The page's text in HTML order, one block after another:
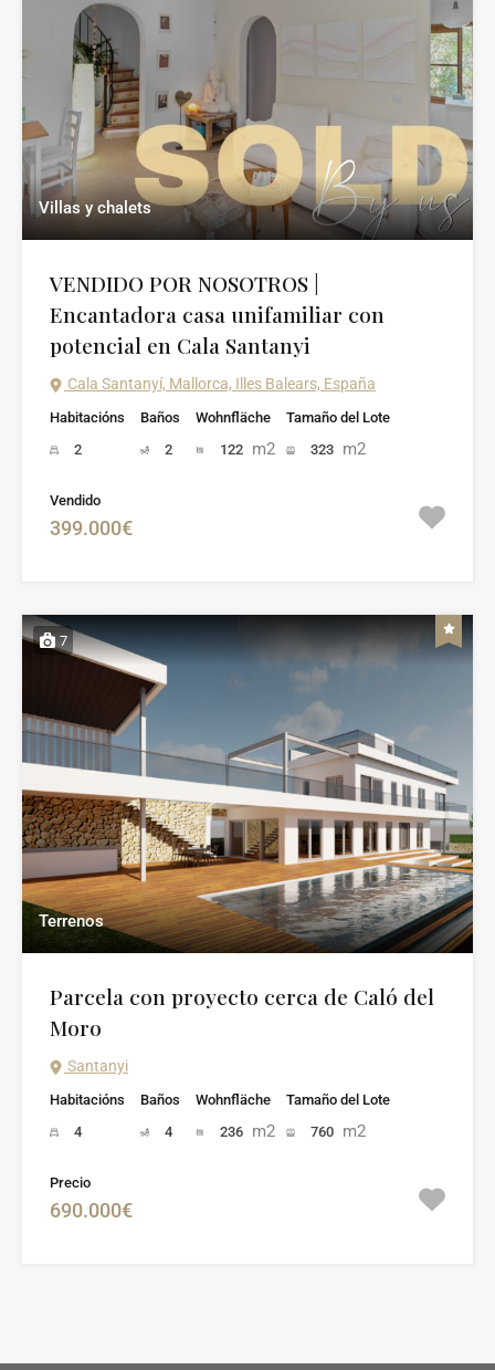
Villas y chalets
VENDIDO POR NOSOTROS |
Encantadora casa unifamiliar con
potencial en Cala Santanyi
Cala Santanyí, Mallorca, Illes Balears, España
Habitacións
2
Baños
2
Wohnfläche
122 m2
Tamaño del Lote
323 m2
Vendido
399.000€
7
Terrenos
Parcela con proyecto cerca de Caló del
Moro
Santanyi
Habitacións
4
Baños
4
Wohnfläche
236 m2
Tamaño del Lote
760 m2
Precio
690.000€